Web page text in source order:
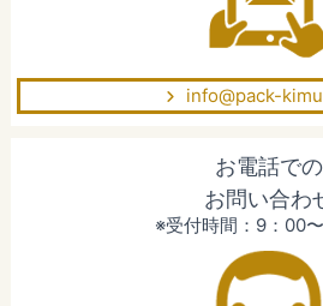
info@pack-
お電話での
お問い合わ
※受付時間：9：00